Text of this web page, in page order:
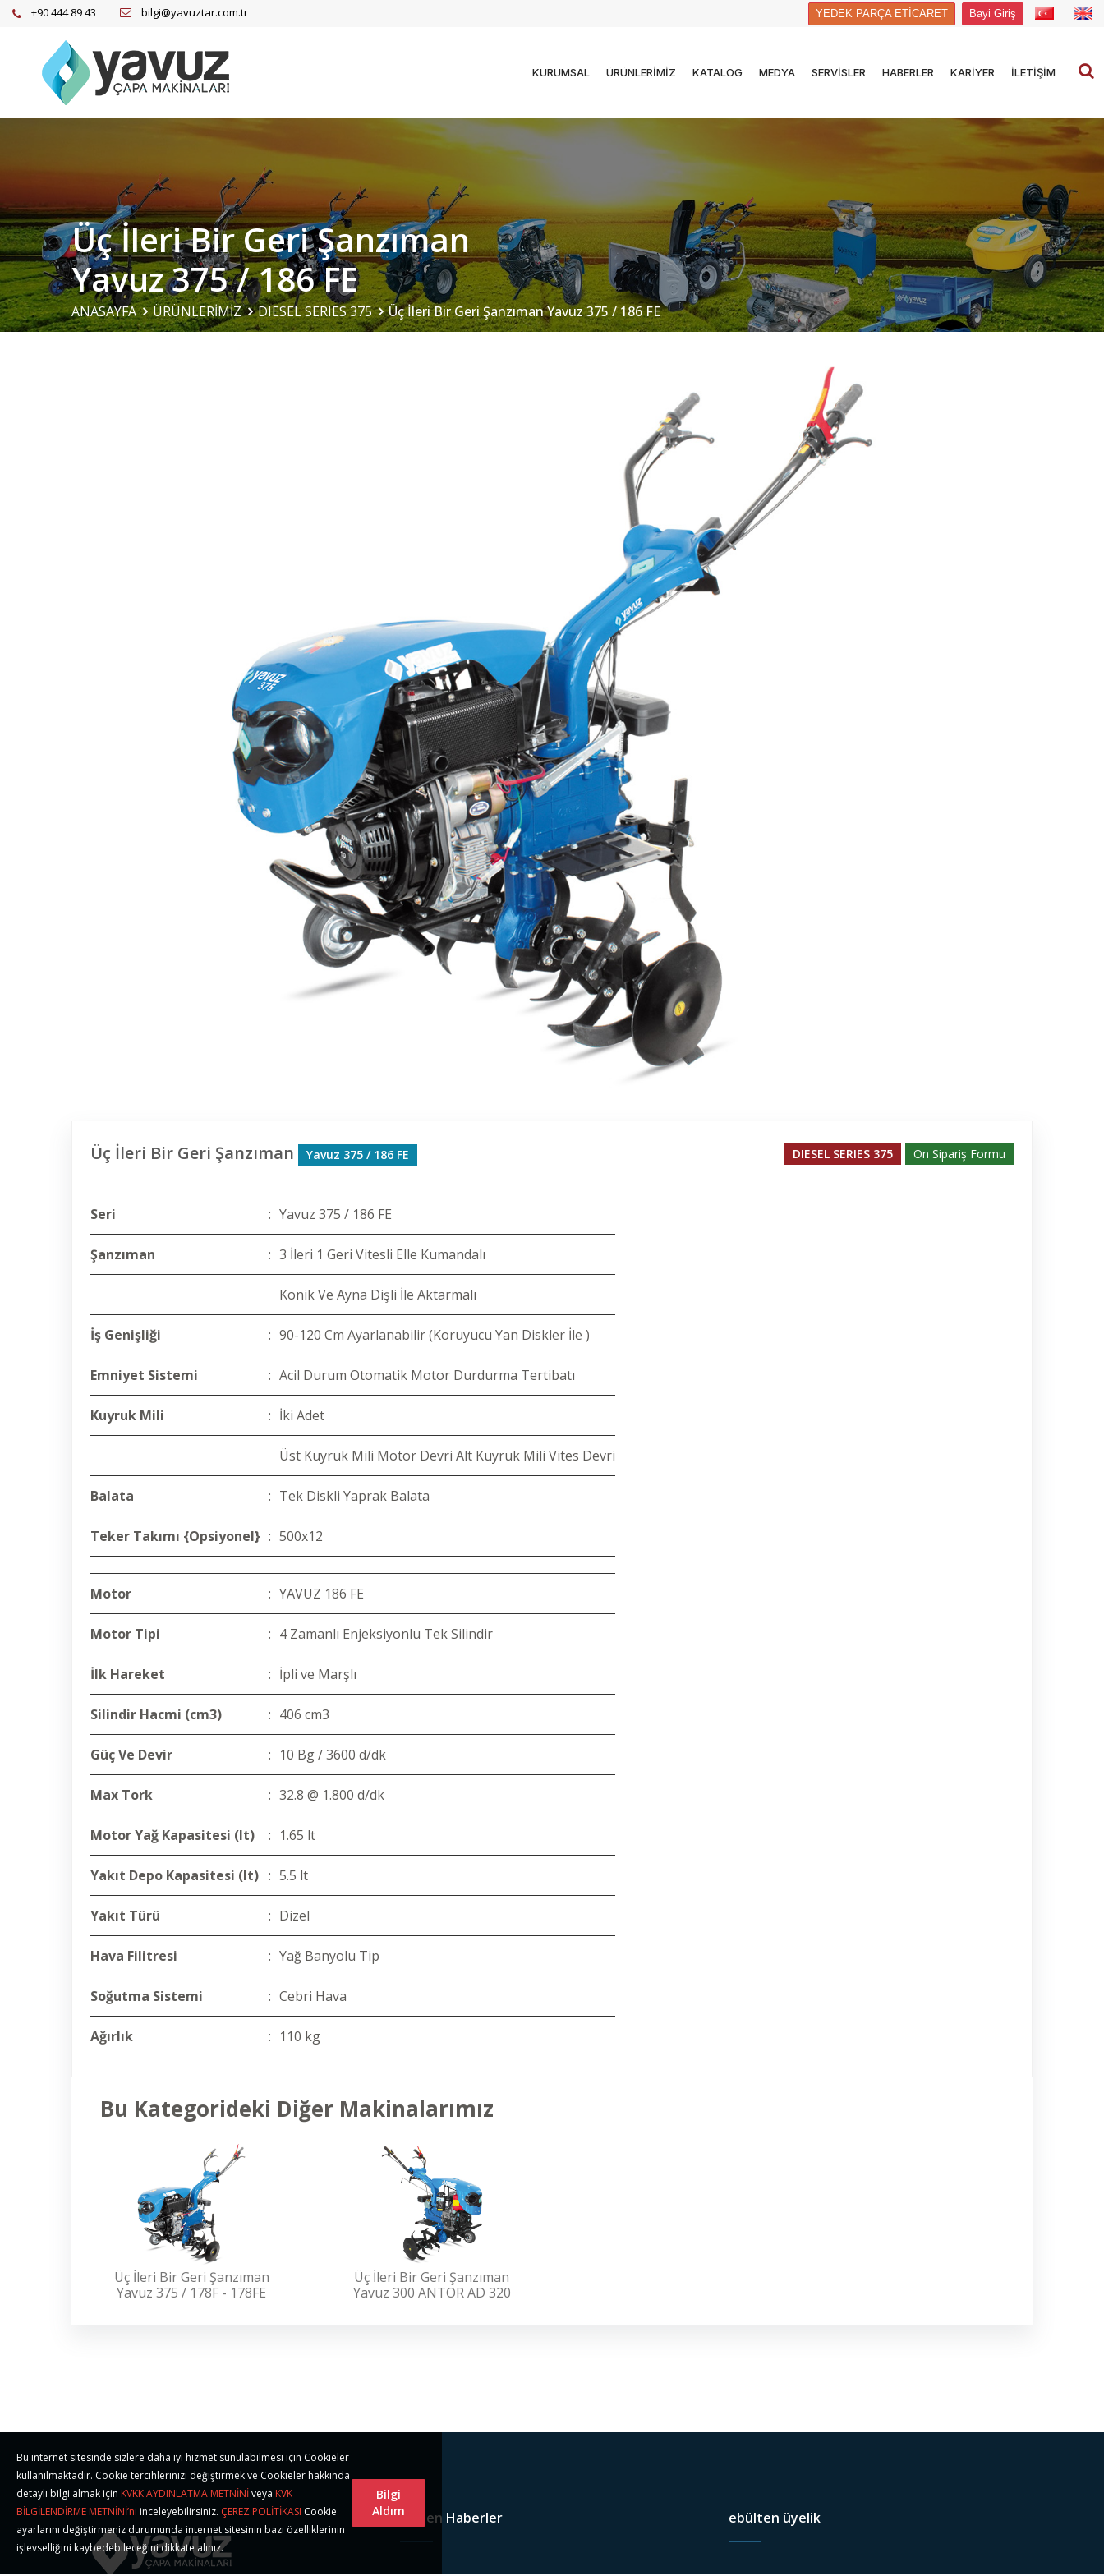
+90 444 89 43 bilgi@yavuztar.com.tr YEDEK PARÇA ETİCARET Bayi Giriş
KURUMSAL ÜRÜNLERİMİZ KATALOG MEDYA SERVİSLER HABERLER KARİYER İLETİŞİM
Üç İleri Bir Geri Şanzıman
Yavuz 375 / 186 FE
ANASAYFA ÜRÜNLERİMİZ DIESEL SERIES 375 Üç İleri Bir Geri Şanzıman Yavuz 375 / 186 FE
Üç İleri Bir Geri Şanzıman Yavuz 375 / 186 FE Ön Sipariş Formu
DIESEL SERIES 375
Seri : Yavuz 375 / 186 FE
Şanzıman : 3 İleri 1 Geri Vitesli Elle Kumandalı
Konik Ve Ayna Dişli İle Aktarmalı
İş Genişliği : 90-120 Cm Ayarlanabilir (Koruyucu Yan Diskler İle )
Emniyet Sistemi : Acil Durum Otomatik Motor Durdurma Tertibatı
Kuyruk Mili : İki Adet
Üst Kuyruk Mili Motor Devri Alt Kuyruk Mili Vites Devri
Balata : Tek Diskli Yaprak Balata
Teker Takımı {Opsiyonel} : 500x12
Motor : YAVUZ 186 FE
Motor Tipi : 4 Zamanlı Enjeksiyonlu Tek Silindir
İlk Hareket : İpli ve Marşlı
Silindir Hacmi (cm3) : 406 cm3
Güç Ve Devir : 10 Bg / 3600 d/dk
Max Tork : 32.8 @ 1.800 d/dk
Motor Yağ Kapasitesi (lt) : 1.65 lt
Yakıt Depo Kapasitesi (lt) : 5.5 lt
Yakıt Türü : Dizel
Hava Filitresi : Yağ Banyolu Tip
Soğutma Sistemi : Cebri Hava
Ağırlık : 110 kg
Bu Kategorideki Diğer Makinalarımız
Üç İleri Bir Geri Şanzıman
Yavuz 375 / 178F - 178FE
Üç İleri Bir Geri Şanzıman
Yavuz 300 ANTOR AD 320
Bizden Haberler ebülten üyelik
Bu internet sitesinde sizlere daha iyi hizmet sunulabilmesi için Cookieler
kullanılmaktadır. Cookie tercihlerinizi değiştirmek ve Cookieler hakkında
detaylı bilgi almak için KVKK AYDINLATMA METNİNİveya KVK
BİLGİLENDİRME METNİNİ’ni inceleyebilirsiniz. ÇEREZ POLİTİKASI Cookie
ayarlarını değiştirmeniz durumunda internet sitesinin bazı özelliklerinin
işlevselliğini kaybedebileceğini dikkate alınız.
Bilgi
Aldım